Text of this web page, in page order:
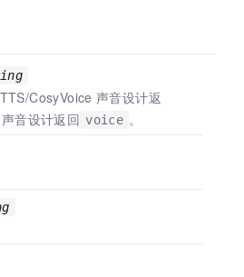
CosyVoice 声音设计返
声音设计返回 voice 。